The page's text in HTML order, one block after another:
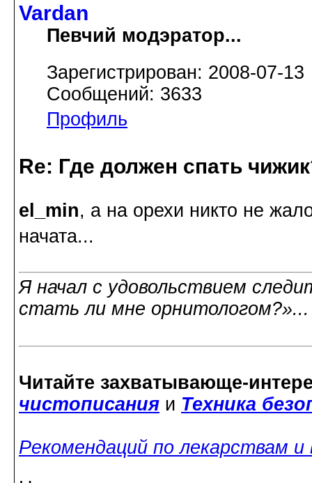
Vardan
Певчий модэратор...
Зарегистрирован: 2008-07-13
Сообщений: 3633
Профиль
Re: Где должен спать
el_min, а на орехи никто не
начата...
Я начал с удовольствием
стать ли мне
Читайте захватывающе-
чистописания и Техника
Рекомендаций по лекарствам